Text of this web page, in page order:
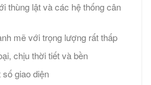
thùng lật và các hệ thống cân
mẽ với trọng lượng rất thấp
chịu thời tiết và bền
số giao diện